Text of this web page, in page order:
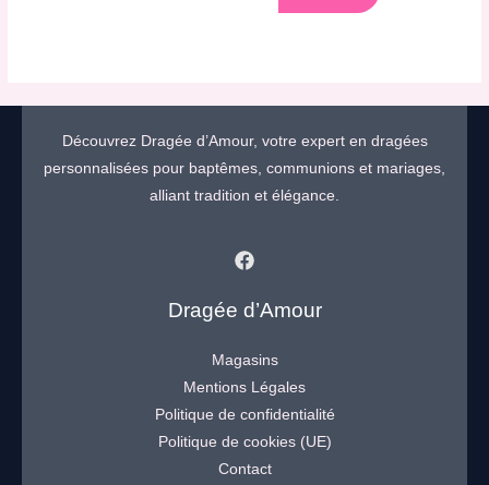
Découvrez Dragée d’Amour, votre expert en dragées
personnalisées pour baptêmes, communions et mariages,
alliant tradition et élégance.
Dragée d’Amour
Magasins
Mentions Légales
Politique de confidentialité
Politique de cookies (UE)
Contact